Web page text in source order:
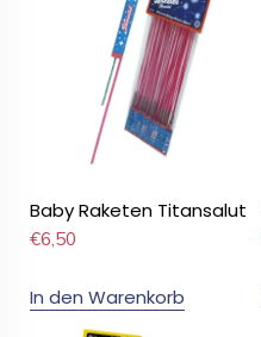
Baby Raketen Titansalut
€6,50
In den Warenkorb